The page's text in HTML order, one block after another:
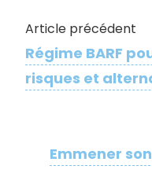
Article précédent
Régime BARF
risques et
Emmener